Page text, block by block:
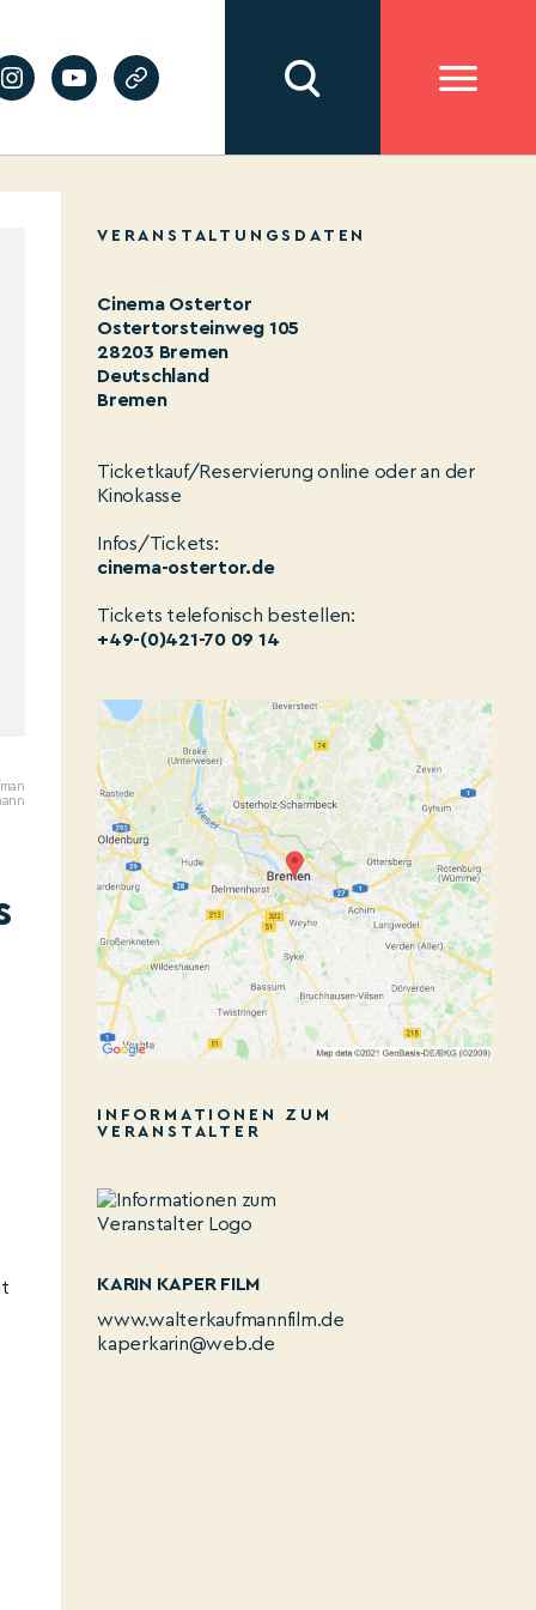
VERANSTALTUNGSDATEN
Cinema Ostertor
Ostertorsteinweg 105
28203 Bremen
Deutschland
Bremen
Ticketkauf/Reservierung online oder an der
Kinokasse
Infos/Tickets:
cinema-ostertor.de
Tickets telefonisch bestellen:
+49-(0)421-70 09 14
INFORMATIONEN ZUM
VERANSTALTER
KARIN KAPER FILM
www.walterkaufmannfilm.de
kaperkarin@web.de